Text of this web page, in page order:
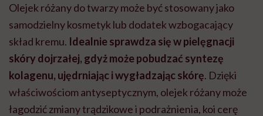
Olejek różany do twarzy może być stosowany jako
samodzielny kosmetyk lub dodatek wzbogacający
skład kremu. Idealnie sprawdza się w pielęgnacji
skóry dojrzałej, gdyż może pobudzać syntezę
kolagenu, ujędrniając i wygładzając skórę. Dzięki
właściwościom antyseptycznym, olejek różany może
łagodzić zmiany trądzikowe i podrażnienia, koi cerę